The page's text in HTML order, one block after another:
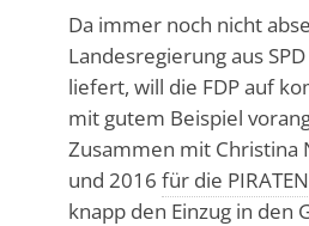
Da immer noch nicht
Landesregierung aus
liefert, will die FDP auf
mit gutem Beispiel
Zusammen mit Christina
und 2016 für die
knapp den Einzug in den